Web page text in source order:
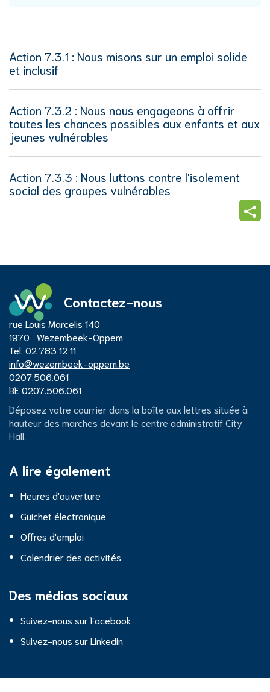
Thema's
Action 7.3.1 : Nous misons sur un emploi solide
et inclusif
Action 7.3.2 : Nous nous engageons à offrir
toutes les chances possibles aux enfants et aux
jeunes vulnérables
Action 7.3.3 : Nous luttons contre l'isolement
social des groupes vulnérables
Contactez-nous
Centre
administratif
City
Hall
Adresse
rue Louis Marcelis 140
1970
Wezembeek-Oppem
Tél. 02 783 12 11
E-
mail
info@wezembeek-oppem.be
Numéro
d'entreprise
0207.506.061
Numéro
TVA
BE 0207.506.061
Déposez votre courrier dans la boîte aux lettres située à
hauteur des marches devant le centre administratif City
Hall.
A lire également
Heures d'ouverture
Guichet électronique
Offres d'emploi
Calendrier des activités
Des médias sociaux
Suivez-nous sur Facebook
Suivez-nous sur Linkedin